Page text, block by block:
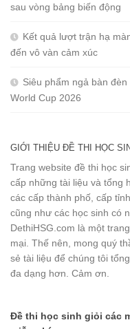
sau vòng bảng biến động
Kết quả lượt trận hạ
đến vô vàn cảm xúc
Siêu phẩm ngả bàn
World Cup 2026
GIỚI THIỆU ĐỀ THI HỌC
Trang website đề thi học
cấp những tài liệu và tổng
các cấp thành phố, cấp
cũng như các học sinh có
DethiHSG.com là một
mại. Thế nên, mong quý
sẻ tài liệu để chúng tôi
đa dạng hơn. Cảm ơn.
Đề thi học sinh giỏi các